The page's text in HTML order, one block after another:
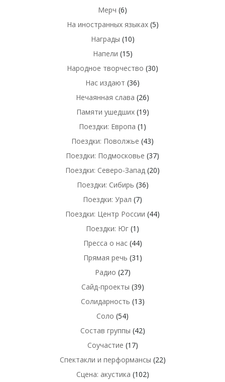
Мерч (6)
На иностранных языках(5)
Награды (10)
Напели (15)
Народное творчество (30)
Нас издают (36)
Нечаянная слава (26)
Памяти ушедших(19)
Поездки: Европа (1)
Поездки: Поволжье (43)
Поездки: Подмосковье (37)
Поездки: Северо-Запад (20)
Поездки: Сибирь (36)
Поездки: Урал (7)
Поездки: Центр России (44)
Поездки: Юг (1)
Пресса о нас(44)
Прямая речь (31)
Радио (27)
Сайд-проекты (39)
Солидарность (13)
Соло (54)
Состав группы (42)
Соучастие (17)
Спектакли и перформансы (22)
Сцена: акустика (102)